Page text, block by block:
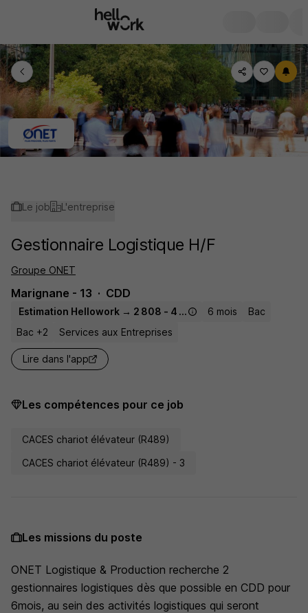
Le job L'entreprise
Gestionnaire Logistique H/F
Groupe ONET
Marignane - 13 CDD
Estimation Hellowork → 2 808 - 4 483 € / mois
6 mois
Bac
Bac +2
Services aux Entreprises
Lire dans l'app
Les compétences pour ce job
CACES chariot élévateur (R489)
CACES chariot élévateur (R489) - 3
Les missions du poste
ONET Logistique & Production recherche 2
gestionnaires logistiques dès que possible en CDD pour
6mois, au sein des activités logistiques qui seront